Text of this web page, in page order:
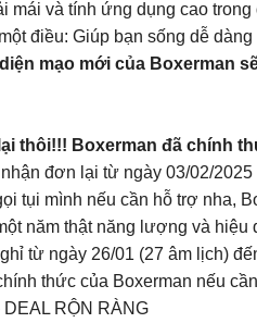
mái và tính ứng dụng cao
điều: Giúp bạn sống dễ
mạo mới của Boxerman
thôi!!! Boxerman đã chính
đơn lại từ ngày 03/02/2025
tụi mình nếu cần hỗ trợ nha,
năm thật năng lượng và hiệu
từ ngày 26/01 (27 âm lịch)
thức của Boxerman nếu
RỘN RÀNG